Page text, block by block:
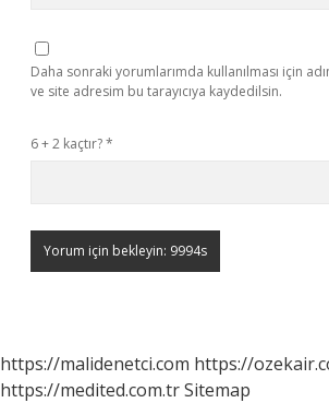
Daha sonraki yorumlarımda kullanılması için
ve site adresim bu tarayıcıya kaydedilsin.
6 + 2 kaçtır?*
https://malidenetci.com https://
https://medited.com.trSitemap